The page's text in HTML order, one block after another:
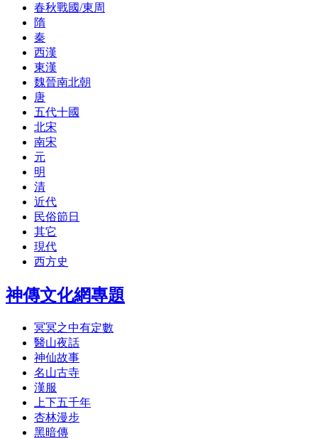
春秋戰國/東周
隋
秦
西漢
東漢
魏晉南北朝
唐
五代十國
北宋
南宋
元
明
清
近代
民俗節日
其它
現代
西方史
神傳文化網專題
冥冥之中有定數
醫山夜話
神仙故事
名山古寺
漢服
上下五千年
杏林漫步
黑暗傳